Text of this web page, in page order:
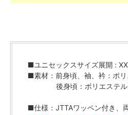
■ユニセックスサイズ展開 :
■素材：前身頃、袖、衿：ポ
後身頃：ポリエステル
■仕様：JTTAワッペン付き、